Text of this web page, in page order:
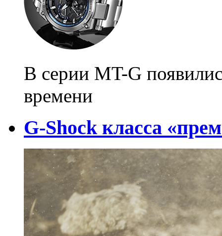
В серии MT-G
времени
G-Shock класса